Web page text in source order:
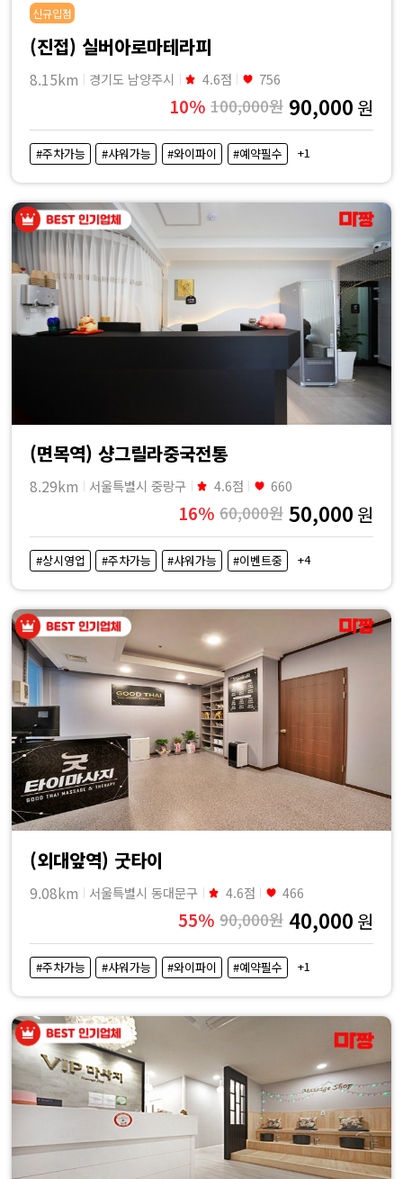
신규입점
(진접) 실버아로마테라피
8.15km 경기도 남양주시 4.6점 756
10% 100,000원 90,000 원
#주차가능 #샤워가능 #와이파이 #예약필수 +1
(면목역) 샹그릴라중국전통
8.29km 서울특별시 중랑구 4.6점 660
16% 60,000원 50,000 원
#상시영업 #주차가능 #샤워가능 #이벤트중 +4
(외대앞역) 굿타이
9.08km 서울특별시 동대문구 4.6점 466
55% 90,000원 40,000 원
#주차가능 #샤워가능 #와이파이 #예약필수 +1